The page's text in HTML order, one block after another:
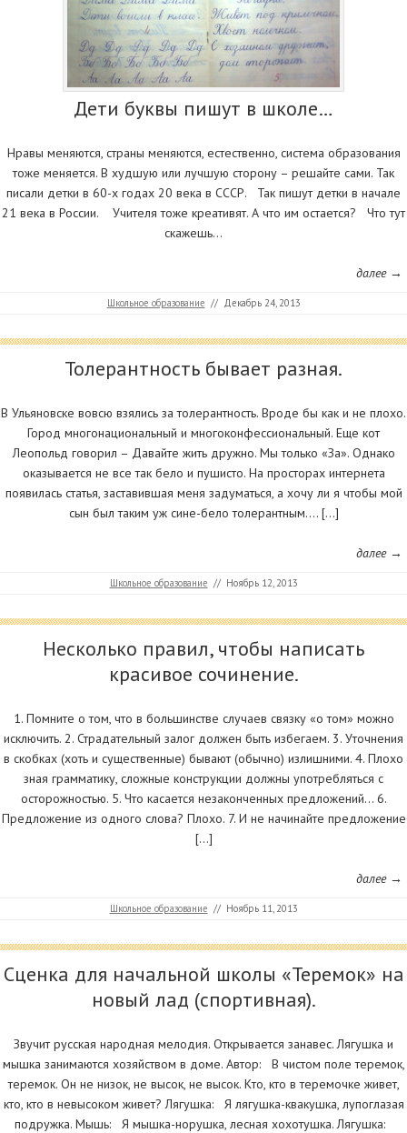
Дети буквы пишут в школе…
Нравы меняются, страны меняются, естественно, система образования
тоже меняется. В худшую или лучшую сторону – решайте сами. Так
писали детки в 60-х годах 20 века в СССР. Так пишут детки в начале
21 века в России. Учителя тоже креативят. А что им остается? Что тут
скажешь…
далее →
Школьное образование // Декабрь 24, 2013
Толерантность бывает разная.
В Ульяновске вовсю взялись за толерантность. Вроде бы как и не плохо.
Город многонациональный и многоконфессиональный. Еще кот
Леопольд говорил – Давайте жить дружно. Мы только «За». Однако
оказывается не все так бело и пушисто. На просторах интернета
появилась статья, заставившая меня задуматься, а хочу ли я чтобы мой
сын был таким уж сине-бело толерантным…. […]
далее →
Школьное образование // Ноябрь 12, 2013
Несколько правил, чтобы написать
красивое сочинение.
1. Помните о том, что в большинстве случаев связку «о том» можно
исключить. 2. Страдательный залог должен быть избегаем. 3. Уточнения
в скобках (хоть и существенные) бывают (обычно) излишними. 4. Плохо
зная грамматику, сложные конструкции должны употребляться с
осторожностью. 5. Что касается незаконченных предложений… 6.
Предложение из одного слова? Плохо. 7. И не начинайте предложение
[…]
далее →
Школьное образование // Ноябрь 11, 2013
Сценка для начальной школы «Теремок» на
новый лад (спортивная).
Звучит русская народная мелодия. Открывается занавес. Лягушка и
мышка занимаются хозяйством в доме. Автор: В чистом поле теремок,
теремок. Он не низок, не высок, не высок. Кто, кто в теремочке живет,
кто, кто в невысоком живет? Лягушка: Я лягушка-квакушка, лупоглазая
подружка. Мышь: Я мышка-норушка, лесная хохотушка. Лягушка: